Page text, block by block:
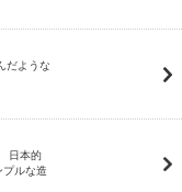
だような
日本的
プルな造